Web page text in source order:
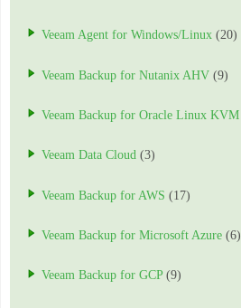
Veeam Agent for Windows/Linux (20)
Veeam Backup for Nutanix AHV (9)
Veeam Backup for Oracle Linux KVM
Veeam Data Cloud (3)
Veeam Backup for AWS (17)
Veeam Backup for Microsoft Azure (6)
Veeam Backup for GCP(9)